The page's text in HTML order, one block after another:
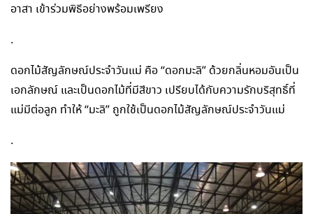
อาสา เข้าร่วมพิธีอย่างพร้อมเพรียง
.
ดอกไม้สัญลักษณ์ประจำวันแม่ คือ “ดอกมะลิ” ด้วยกลิ่นหอมอันเป็น
เอกลักษณ์ และเป็นดอกไม้ที่มีสีขาว เปรียบได้กับความรักบริสุทธิ์ที่
แม่มีต่อลูก ทำให้ “มะลิ” ถูกใช้เป็นดอกไม้สัญลักษณ์ประจำวันแม่
.